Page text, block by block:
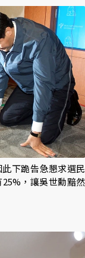
下跪告急懇求選民
，讓吳世勳黯然